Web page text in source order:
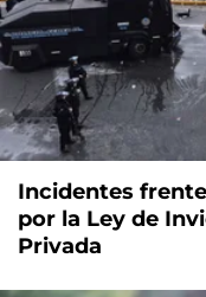
Incidentes
por la Ley de
Privada